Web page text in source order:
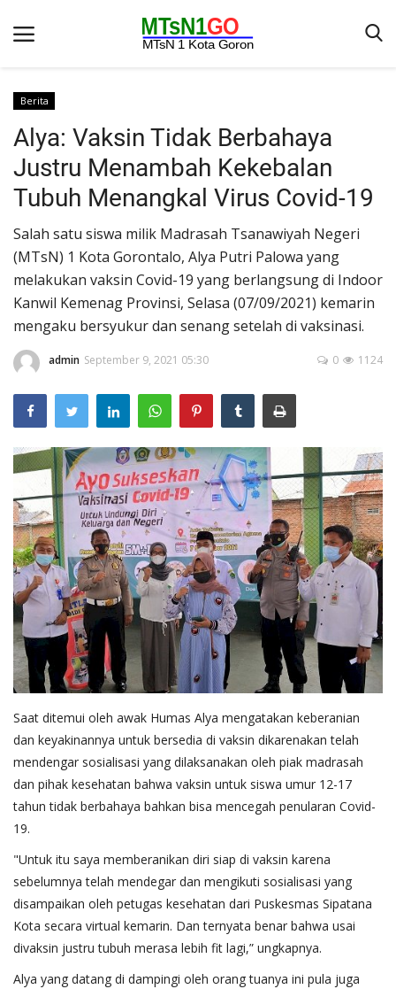
Beranda
Berita
Kontak
Galeri
OPINI
Syarat dan Ketentuan
Aplikasi
Pengumuman
Layanan Publik
Whistleblowing System
Tentang Kami
Berita
Alya: Vaksin Tidak Berbahaya
Justru Menambah Kekebalan
Tubuh Menangkal Virus Covid-19
Salah satu siswa milik Madrasah Tsanawiyah Negeri
(MTsN) 1 Kota Gorontalo, Alya Putri Palowa yang
melakukan vaksin Covid-19 yang berlangsung di Indoor
Kanwil Kemenag Provinsi, Selasa (07/09/2021) kemarin
mengaku bersyukur dan senang setelah di vaksinasi.
admin September 9, 2021 05:30 1124
0
Saat ditemui oleh awak Humas Alya mengatakan keberanian
dan keyakinannya untuk bersedia di vaksin dikarenakan telah
mendengar sosialisasi yang dilaksanakan oleh piak madrasah
dan pihak kesehatan bahwa vaksin untuk siswa umur 12-17
tahun tidak berbahaya bahkan bisa mencegah penularan Covid-
19.
"Untuk itu saya memberanikan diri siap di vaksin karena
sebelumnya telah mendegar dan mengikuti sosialisasi yang
disampaikan oleh petugas kesehatan dari Puskesmas Sipatana
Kota secara virtual kemarin. Dan ternyata benar bahwa usai
divaksin justru tubuh merasa lebih fit lagi,” ungkapnya.
Alya yang datang di dampingi oleh orang tuanya ini pula juga